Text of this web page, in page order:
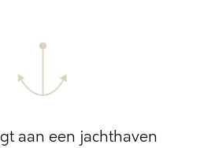
aan een jachthaven